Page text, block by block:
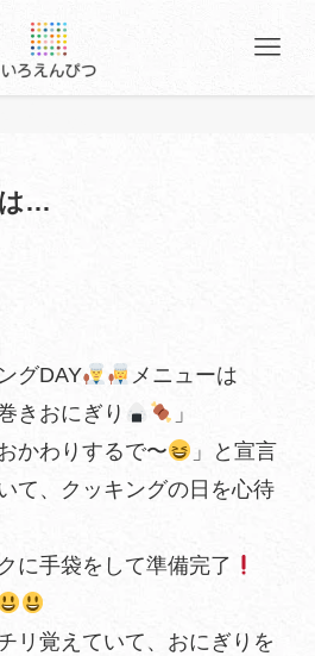
…
グDAY
メニューは
きおにぎり
」
かわりするで〜
」と宣言
て、クッキングの日を心待
に手袋をして準備完了
リ覚えていて、おにぎりを